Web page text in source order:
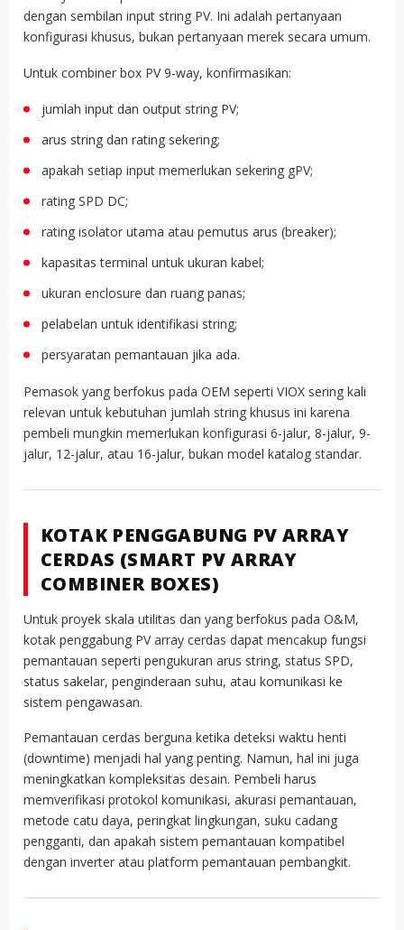
dengan sembilan input string PV. Ini adalah pertanyaan
konfigurasi khusus, bukan pertanyaan merek secara umum.
Untuk combiner box PV 9-way, konfirmasikan:
jumlah input dan output string PV;
arus string dan rating sekering;
apakah setiap input memerlukan sekering gPV;
rating SPD DC;
rating isolator utama atau pemutus arus (breaker);
kapasitas terminal untuk ukuran kabel;
ukuran enclosure dan ruang panas;
pelabelan untuk identifikasi string;
persyaratan pemantauan jika ada.
Pemasok yang berfokus pada OEM seperti VIOX sering kali
relevan untuk kebutuhan jumlah string khusus ini karena
pembeli mungkin memerlukan konfigurasi 6-jalur, 8-jalur, 9-
jalur, 12-jalur, atau 16-jalur, bukan model katalog standar.
KOTAK PENGGABUNG PV ARRAY
CERDAS (SMART PV ARRAY
COMBINER BOXES)
Untuk proyek skala utilitas dan yang berfokus pada O&M,
kotak penggabung PV array cerdas dapat mencakup fungsi
pemantauan seperti pengukuran arus string, status SPD,
status sakelar, penginderaan suhu, atau komunikasi ke
sistem pengawasan.
Pemantauan cerdas berguna ketika deteksi waktu henti
(downtime) menjadi hal yang penting. Namun, hal ini juga
meningkatkan kompleksitas desain. Pembeli harus
memverifikasi protokol komunikasi, akurasi pemantauan,
metode catu daya, peringkat lingkungan, suku cadang
pengganti, dan apakah sistem pemantauan kompatibel
dengan inverter atau platform pemantauan pembangkit.